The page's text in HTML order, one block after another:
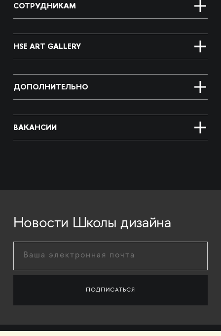
СОТРУДНИКАМ
HSE ART GALLERY
ДОПОЛНИТЕЛЬНО
ВАКАНСИИ
Новости Школы дизайна